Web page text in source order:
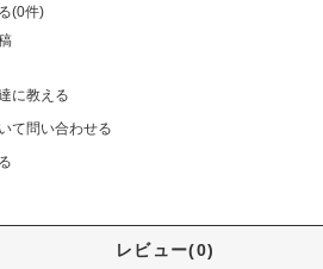
(0件)
に教える
て問い合わせる
レビュー(0)